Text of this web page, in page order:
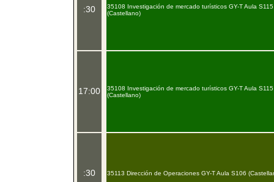
:30
17:00
:30
35108 Investigación de mercado turísticos GY-T Aula S115
(Castellano)
35108 Investigación de mercado turísticos GY-T Aula S115
(Castellano)
35113 Dirección de Operaciones GY-T Aula S106